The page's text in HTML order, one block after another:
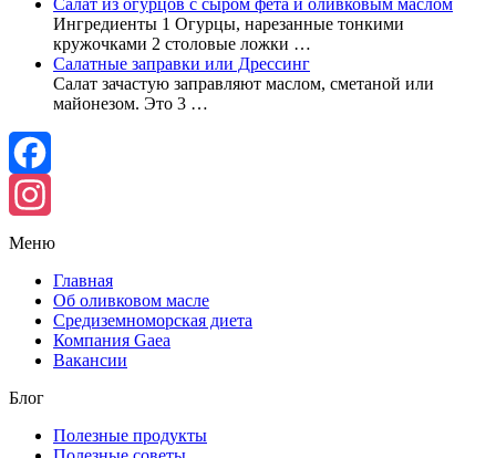
Ингредиенты 1 Огурцы, нарезанные тонкими
кружочками 2 столовые ложки …
Салатные заправки или Дрессинг
Салат зачастую заправляют маслом, сметаной или
майонезом. Это 3 …
Facebook
Instagram
Меню
Главная
Об оливковом масле
Средиземноморская диета
Компания Gaea
Вакансии
Блог
Полезные продукты